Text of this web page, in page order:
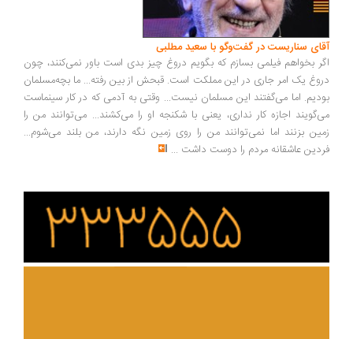
سناریست در گفت‌وگو با سعید مطلبی
بخواهم فیلمی بسازم که بگویم دروغ چیز بدی است باور نمی‌کنند، چون
یک امر جاری در این مملکت است. قبحش از بین رفته... ما بچه‌مسلمان
اما می‌گفتند این مسلمان نیست... وقتی به آدمی که در کار سینماست
اجازه کار نداری، یعنی با شکنجه او را می‌کشند... می‌توانند من را
بزنند اما نمی‌توانند من را روی زمین نگه دارند، من بلند می‌شوم...
عاشقانه مردم را دوست داشت ...